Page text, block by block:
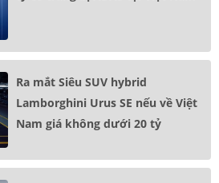
Ra mắt Siêu SUV hybrid
Lamborghini Urus SE nếu về Việt
Nam giá không dưới 20 tỷ